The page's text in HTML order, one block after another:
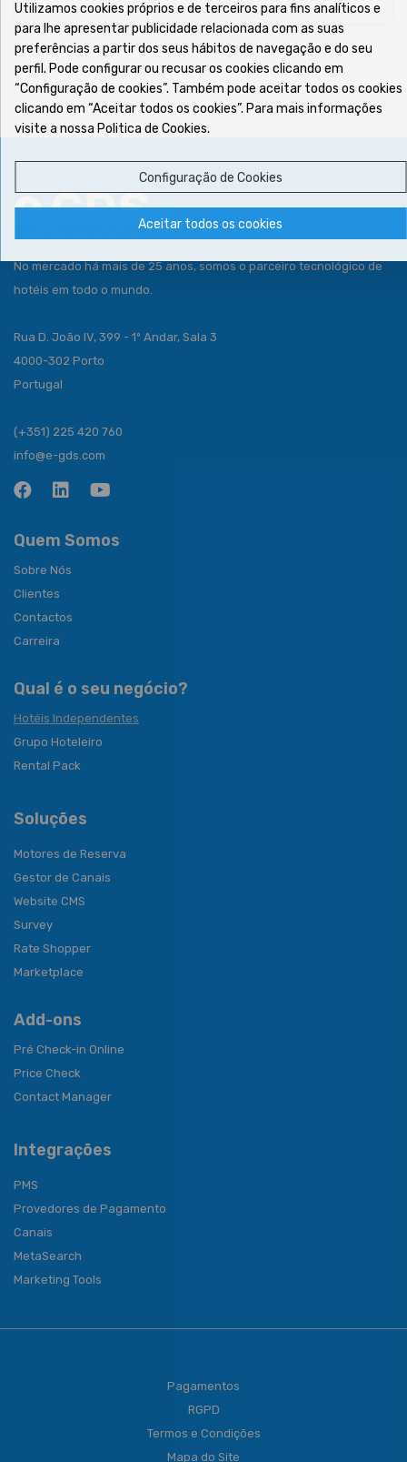
No mercado há mais de 25 anos, somos o parceiro tecnológico de
hotéis em todo o mundo.
Rua D. João IV, 399 - 1º Andar, Sala 3
4000-302 Porto
Portugal
(+351) 225 420 760
info@e-gds.com
Quem Somos
Sobre Nós
Clientes
Contactos
Carreira
Qual é o seu negócio?
Hotéis Independentes
Grupo Hoteleiro
Rental Pack
Soluções
Motores de Reserva
Gestor de Canais
Website CMS
Survey
Rate Shopper
Marketplace
Add-ons
Pré Check-in Online
Price Check
Contact Manager
Integrações
PMS
Provedores de Pagamento
Canais
MetaSearch
Marketing Tools
Pagamentos
RGPD
Termos e Condições
Mapa do Site
Utilizamos cookies próprios e de terceiros para fins analíticos e
para lhe apresentar publicidade relacionada com as suas
preferências a partir dos seus hábitos de navegação e do seu
perfil. Pode configurar ou recusar os cookies clicando em
“Configuração de cookies”. Também pode aceitar todos os cookies
clicando em “Aceitar todos os cookies”. Para mais informações
visite a nossa Politica de Cookies.
Configuração de Cookies
Aceitar todos os cookies